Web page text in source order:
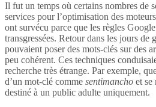
Il fut un temps où certains nombres de
services pour l’optimisation des
ont survécu parce que les règles
transgressées. Retour dans les jours de
pouvaient poser des mots-clés sur des
peu cohérent. Ces techniques
recherche très étrange. Par exemple,
d’un mot-clé comme sentimancho et se
destiné à un public adulte uniquement.